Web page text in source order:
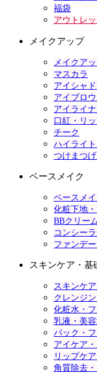
福袋
アウトレッ
メイクアップ
メイクア
マスカラ
アイシャド
アイブロ
アイライ
口紅・リ
チーク
ハイライ
つけまつ
ベースメイク
ベースメ
化粧下地
BBクリー
コンシー
ファンデ
スキンケア・基
スキンケ
クレンジ
化粧水・
乳液・美
パック・
アイケア
リップケ
角質除去